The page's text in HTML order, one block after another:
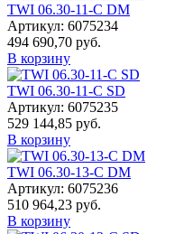
TWI 06.30-11-C DM
Артикул: 6075234
494 690,70 руб.
В корзину
TWI 06.30-11-C SD
Артикул: 6075235
529 144,85 руб.
В корзину
TWI 06.30-13-C DM
Артикул: 6075236
510 964,23 руб.
В корзину